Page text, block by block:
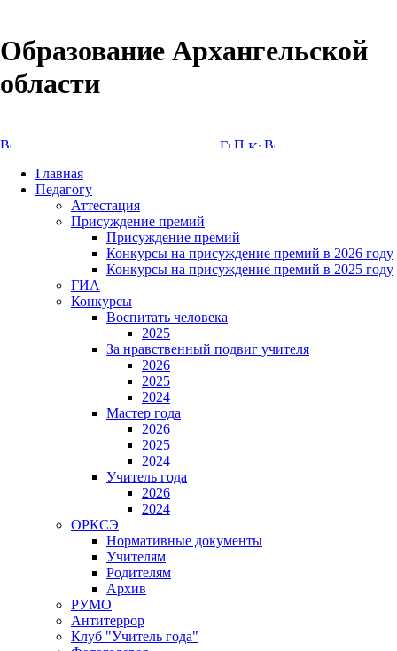
Образование Архангельской
области
Главная
Педагогу
Аттестация
Присуждение премий
Присуждение премий
Конкурсы на присуждение премий в 2026 году
Конкурсы на присуждение премий в 2025 году
ГИА
Конкурсы
Воспитать человека
2025
За нравственный подвиг учителя
2026
2025
2024
Мастер года
2026
2025
2024
Учитель года
2026
2024
ОРКСЭ
Нормативные документы
Учителям
Родителям
Архив
РУМО
Антитеррор
Клуб "Учитель года"